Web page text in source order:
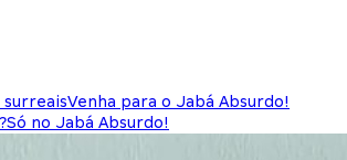
surreaisVenha para o Jabá Absurdo!
Só no Jabá Absurdo!